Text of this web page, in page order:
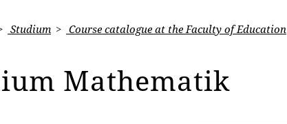
Studium Course catalogue at the Faculty of Education
Mathematik